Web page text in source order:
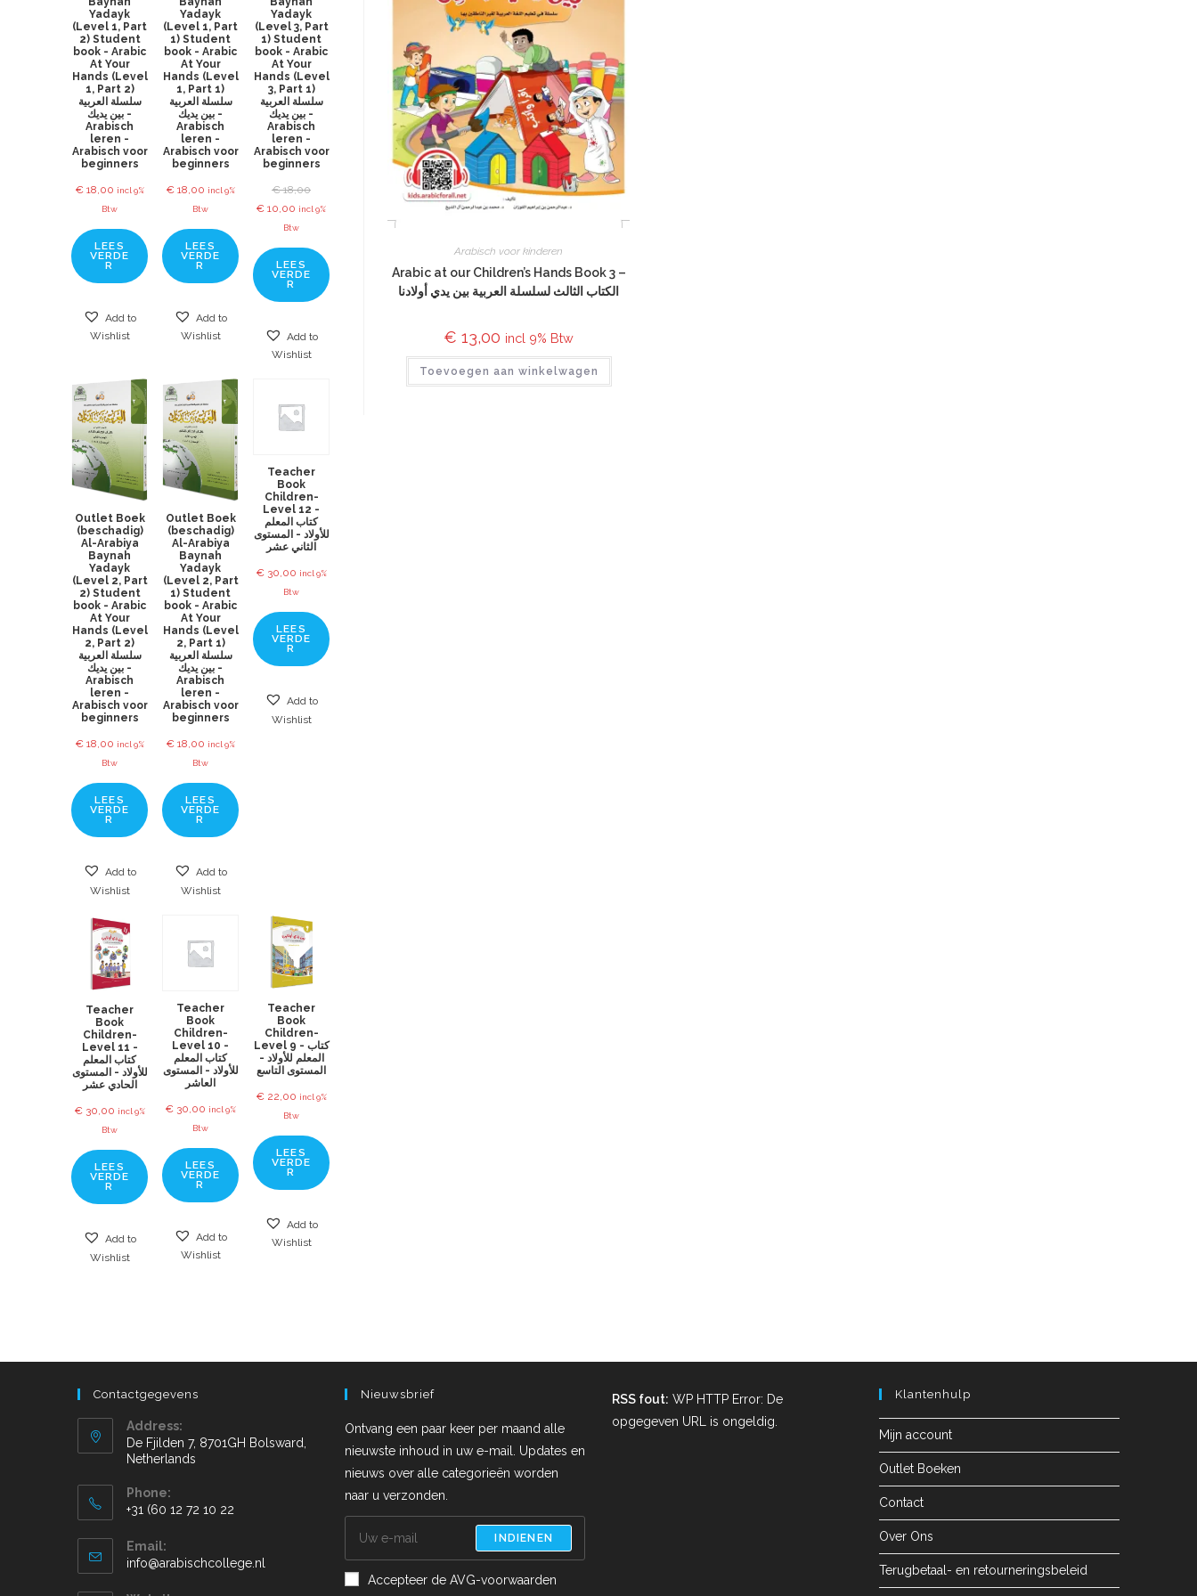
Arabisch voor kinderen
Arabic at our Children’s Hands Book 3 –
الكتاب الثالث لسلسلة العربية بين يدي أولادنا
€ 13,00 incl 9% Btw
Toevoegen aan winkelwagen
Yadayk
(Level 1, Part
2) Student
book - Arabic
At Your
Hands (Level
1, Part 2)
سلسلة العربية
بين يديك -
Arabisch
leren -
Arabisch voor
beginners
€18,00 incl 9%
Btw
LEES
VERDE
R
Add to
Wishlist
Yadayk
(Level 1, Part
1) Student
book - Arabic
At Your
Hands (Level
1, Part 1)
سلسلة العربية
بين يديك -
Arabisch
leren -
Arabisch voor
beginners
€18,00 incl 9%
Btw
LEES
VERDE
R
Add to
Wishlist
Yadayk
(Level 3, Part
1) Student
book - Arabic
At Your
Hands (Level
3, Part 1)
سلسلة العربية
بين يديك -
Arabisch
leren -
Arabisch voor
beginners
€18,00
€ 10,00 incl 9%
Btw
LEES
VERDE
R
Add to
Wishlist
Outlet Boek
(beschadig)
Al-Arabiya
Baynah
Yadayk
(Level 2, Part
2) Student
book - Arabic
At Your
Hands (Level
2, Part 2)
سلسلة العربية
بين يديك -
Arabisch
leren -
Arabisch voor
beginners
€18,00 incl 9%
Btw
LEES
VERDE
R
Add to
Wishlist
Outlet Boek
(beschadig)
Al-Arabiya
Baynah
Yadayk
(Level 2, Part
1) Student
book - Arabic
At Your
Hands (Level
2, Part 1)
سلسلة العربية
بين يديك -
Arabisch
leren -
Arabisch voor
beginners
€18,00 incl 9%
Btw
LEES
VERDE
R
Add to
Wishlist
Teacher
Book
Children-
Level 12 -
كتاب المعلم
للأولاد - المستوى
الثاني عشر
€30,00 incl 9%
Btw
LEES
VERDE
R
Add to
Wishlist
Teacher
Book
Children-
Level 11 -
كتاب المعلم
للأولاد - المستوى
الحادي عشر
€30,00 incl 9%
Btw
LEES
VERDE
R
Add to
Wishlist
Teacher
Book
Children-
Level 10 -
كتاب المعلم
للأولاد - المستوى
العاشر
€30,00 incl 9%
Btw
LEES
VERDE
R
Add to
Wishlist
Teacher
Book
Children-
Level 9 - كتاب
المعلم للأولاد -
المستوى التاسع
€22,00 incl 9%
Btw
LEES
VERDE
R
Add to
Wishlist
Contactgegevens
Address:
De Fjilden 7, 8701GH Bolsward,
Netherlands
Phone:
+31 (60 12 72 10 22
Email:
info@arabischcollege.nl
Nieuwsbrief
Ontvang een paar keer per maand alle
nieuwste inhoud in uw e-mail. Updates en
nieuws over alle categorieën worden
naar u verzonden.
INDIENEN
Accepteer de AVG-voorwaarden
RSS fout: WP HTTP Error: De
opgegeven URL is ongeldig.
Klantenhulp
Mijn account
Outlet Boeken
Contact
Over Ons
Terugbetaal- en retourneringsbeleid